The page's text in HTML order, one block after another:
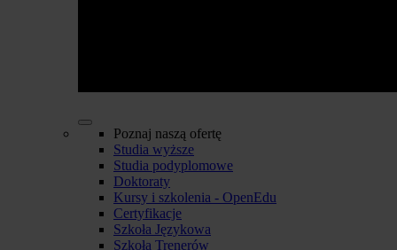
Poznaj naszą ofertę
Studia wyższe
Studia podyplomowe
Doktoraty
Kursy i szkolenia - OpenEdu
Certyfikacje
Szkoła Językowa
Szkoła Trenerów